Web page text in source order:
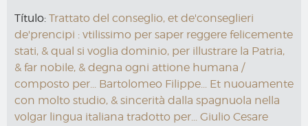
Título: Trattato del conseglio, et de'conseglieri
de'prencipi : vtilissimo per saper reggere felicemente
stati, & qual si voglia dominio, per illustrare la Patria,
& far nobile, & degna ogni attione humana /
composto per... Bartolomeo Filippe... Et nuouamente
con molto studio, & sincerità dalla spagnuola nella
volgar lingua italiana tradotto per... Giulio Cesare